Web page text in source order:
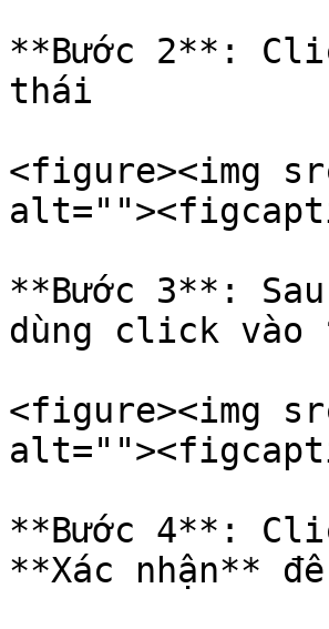
**Bước 2**:
thái
<figure><img
**Bước 3**:
dùng click vào
<figure><img
**Bước 4**:
**Xác nhận**